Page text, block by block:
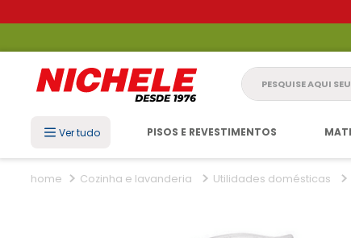
Pesquise aqui
Ver tudo PISOS E REVESTIMENTOS
Cozinha e lavanderia Utilidades domésticas